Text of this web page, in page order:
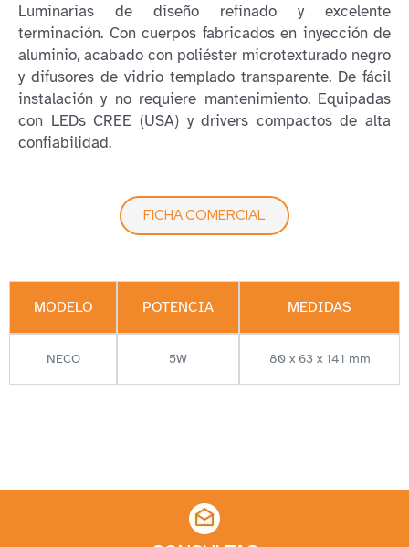
Luminarias de diseño refinado y excelente
terminación. Con cuerpos fabricados en inyección de
aluminio, acabado con poliéster microtexturado negro
y difusores de vidrio templado transparente. De fácil
instalación y no requiere mantenimiento. Equipadas
con LEDs CREE (USA) y drivers compactos de alta
confiabilidad.
FICHA COMERCIAL
MODELO POTENCIA MEDIDAS
NECO 5W 80 x 63 x 141 mm